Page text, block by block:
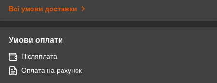
Всі умови доставки
Умови оплати
Післяплата
Оплата на рахунок